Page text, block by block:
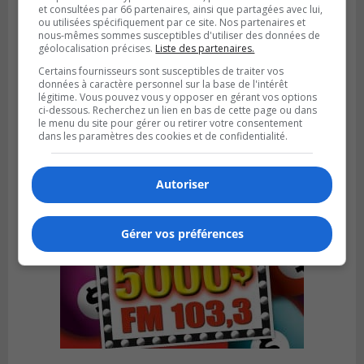
LONGUEUIL
Publié le 5 août 2026 à 08h38
Les Ducs s’inclinent 4‑3 face à ABC 16U
dans un match serré à Longueuil
et consultées par 66 partenaires, ainsi que partagées avec lui,
ou utilisées spécifiquement par ce site. Nos partenaires et
nous-mêmes sommes susceptibles d'utiliser des données de
géolocalisation précises. Liste des partenaires.
Certains fournisseurs sont susceptibles de traiter vos
données à caractère personnel sur la base de l'intérêt
légitime. Vous pouvez vous y opposer en gérant vos options
ci-dessous. Recherchez un lien en bas de cette page ou dans
le menu du site pour gérer ou retirer votre consentement
dans les paramètres des cookies et de confidentialité.
Autoriser
Gérer vos préférences